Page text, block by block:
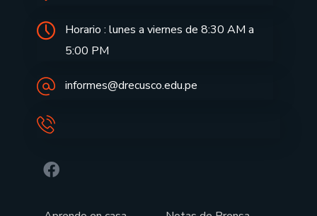
Horario : lunes a viernes de 8:30 AM a
5:00 PM
informes@drecusco.edu.pe